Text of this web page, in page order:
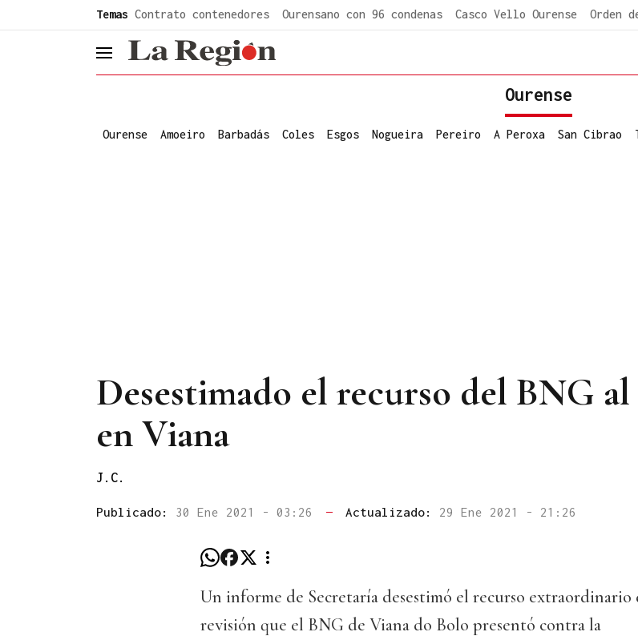
Temas Contrato contenedores Ourensano con 96 condenas Casco Vello Ourense Orden
header.menu.open
Ourense
Ourense Amoeiro Barbadás Coles Esgos Nogueira Pereiro A Peroxa San Cibrao
Desestimado el recurso del BNG
en Viana
J.C.
Publicado: 30 Ene 2021 - 03:26 — Actualizado: 29 Ene 2021 - 21:26
Un informe de Secretaría desestimó el recurso extraordinario
revisión que el BNG de Viana do Bolo presentó contra la